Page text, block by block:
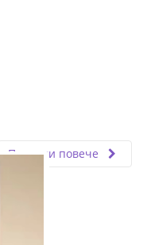
Прочети повече